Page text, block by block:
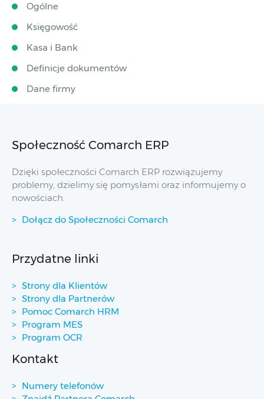
Ogólne
Księgowość
Kasa i Bank
Definicje dokumentów
Dane firmy
Społeczność Comarch ERP
Dzięki społeczności Comarch ERP rozwiązujemy
problemy, dzielimy się pomysłami oraz informujemy o
nowościach.
Dołącz do Społeczności Comarch
Przydatne linki
Strony dla Klientów
Strony dla Partnerów
Pomoc Comarch HRM
Program MES
Program OCR
Kontakt
Numery telefonów